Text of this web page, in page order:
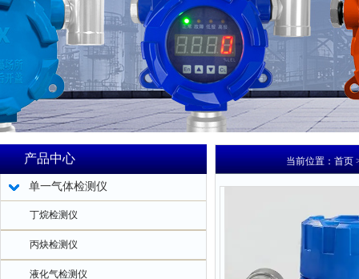
产品中心
单一气体检测仪
丁烷检测仪
丙炔检测仪
液化气检测仪
当前位置：首页